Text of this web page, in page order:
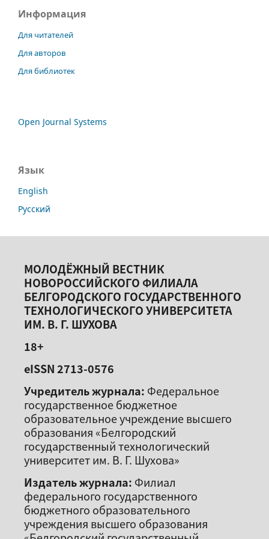
Информация
Для читателей
Для авторов
Для библиотек
Open Journal Systems
Язык
English
Русский
МОЛОДЁЖНЫЙ ВЕСТНИК
НОВОРОССИЙСКОГО ФИЛИАЛА
БЕЛГОРОДСКОГО ГОСУДАРСТВЕННОГО
ТЕХНОЛОГИЧЕСКОГО УНИВЕРСИТЕТА
ИМ. В. Г. ШУХОВА
18+
eISSN 2713-0576
Учредитель журнала: Федеральное
государственное бюджетное
образовательное учреждение высшего
образования «Белгородский
государственный технологический
университет им. В. Г. Шухова»
Издатель журнала: Филиал
федерального государственного
бюджетного образовательного
учреждения высшего образования